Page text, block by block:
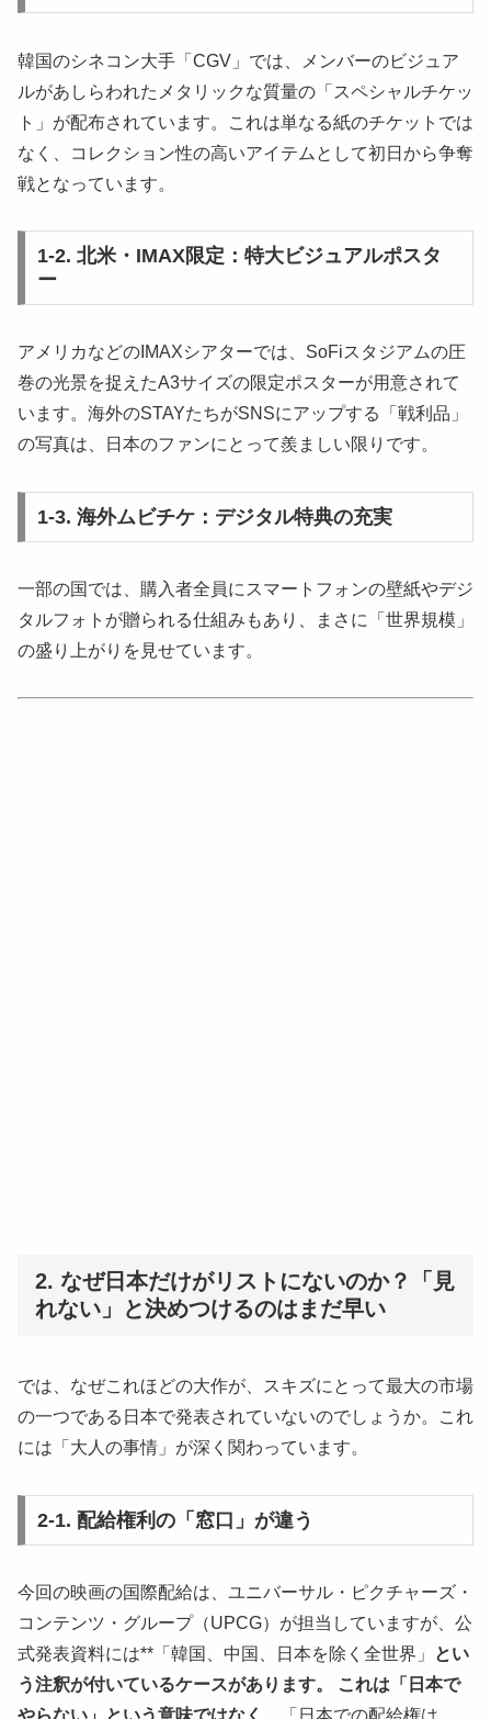
韓国のシネコン大手「CGV」では、メンバーのビジュア
ルがあしらわれたメタリックな質量の「スペシャルチケッ
ト」が配布されています。これは単なる紙のチケットでは
なく、コレクション性の高いアイテムとして初日から争奪
戦となっています。
1-2. 北米・IMAX限定：特大ビジュアルポスタ
ー
アメリカなどのIMAXシアターでは、SoFiスタジアムの圧
巻の光景を捉えたA3サイズの限定ポスターが用意されて
います。海外のSTAYたちがSNSにアップする「戦利品」
の写真は、日本のファンにとって羨ましい限りです。
1-3. 海外ムビチケ：デジタル特典の充実
一部の国では、購入者全員にスマートフォンの壁紙やデジ
タルフォトが贈られる仕組みもあり、まさに「世界規模」
の盛り上がりを見せています。
2. なぜ日本だけがリストにないのか？「見
れない」と決めつけるのはまだ早い
では、なぜこれほどの大作が、スキズにとって最大の市場
の一つである日本で発表されていないのでしょうか。これ
には「大人の事情」が深く関わっています。
2-1. 配給権利の「窓口」が違う
今回の映画の国際配給は、ユニバーサル・ピクチャーズ・
コンテンツ・グループ（UPCG）が担当していますが、公
式発表資料には**「韓国、中国、日本を除く全世界」
とい
う注釈が付いているケースがあります。 これは「日本で
やらない」という意味ではなく、
「日本での配給権は、